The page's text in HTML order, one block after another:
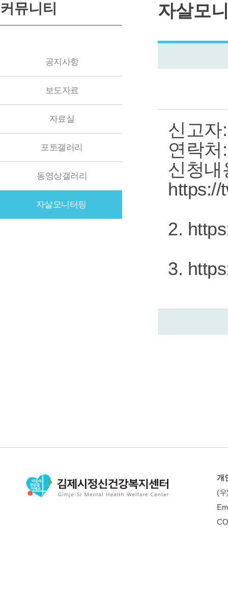
커뮤니티
공지사항
보도자료
자료실
포토갤러리
동영상갤러리
자살모니터링
자살모
신고자
연락처
신청내
https://
2.
3.
개
(